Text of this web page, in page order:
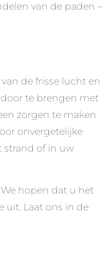
van de paden –
de frisse lucht en
te brengen met
zorgen te maken
onvergetelijke
strand of in uw
hopen dat u het
uit. Laat ons in de